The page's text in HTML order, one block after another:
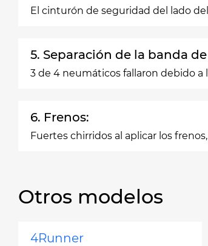
El cinturón de seguridad del lado
5. Separación de la banda
3 de 4 neumáticos fallaron debido a
6. Frenos:
Fuertes chirridos al aplicar los
Otros modelos
4Runner